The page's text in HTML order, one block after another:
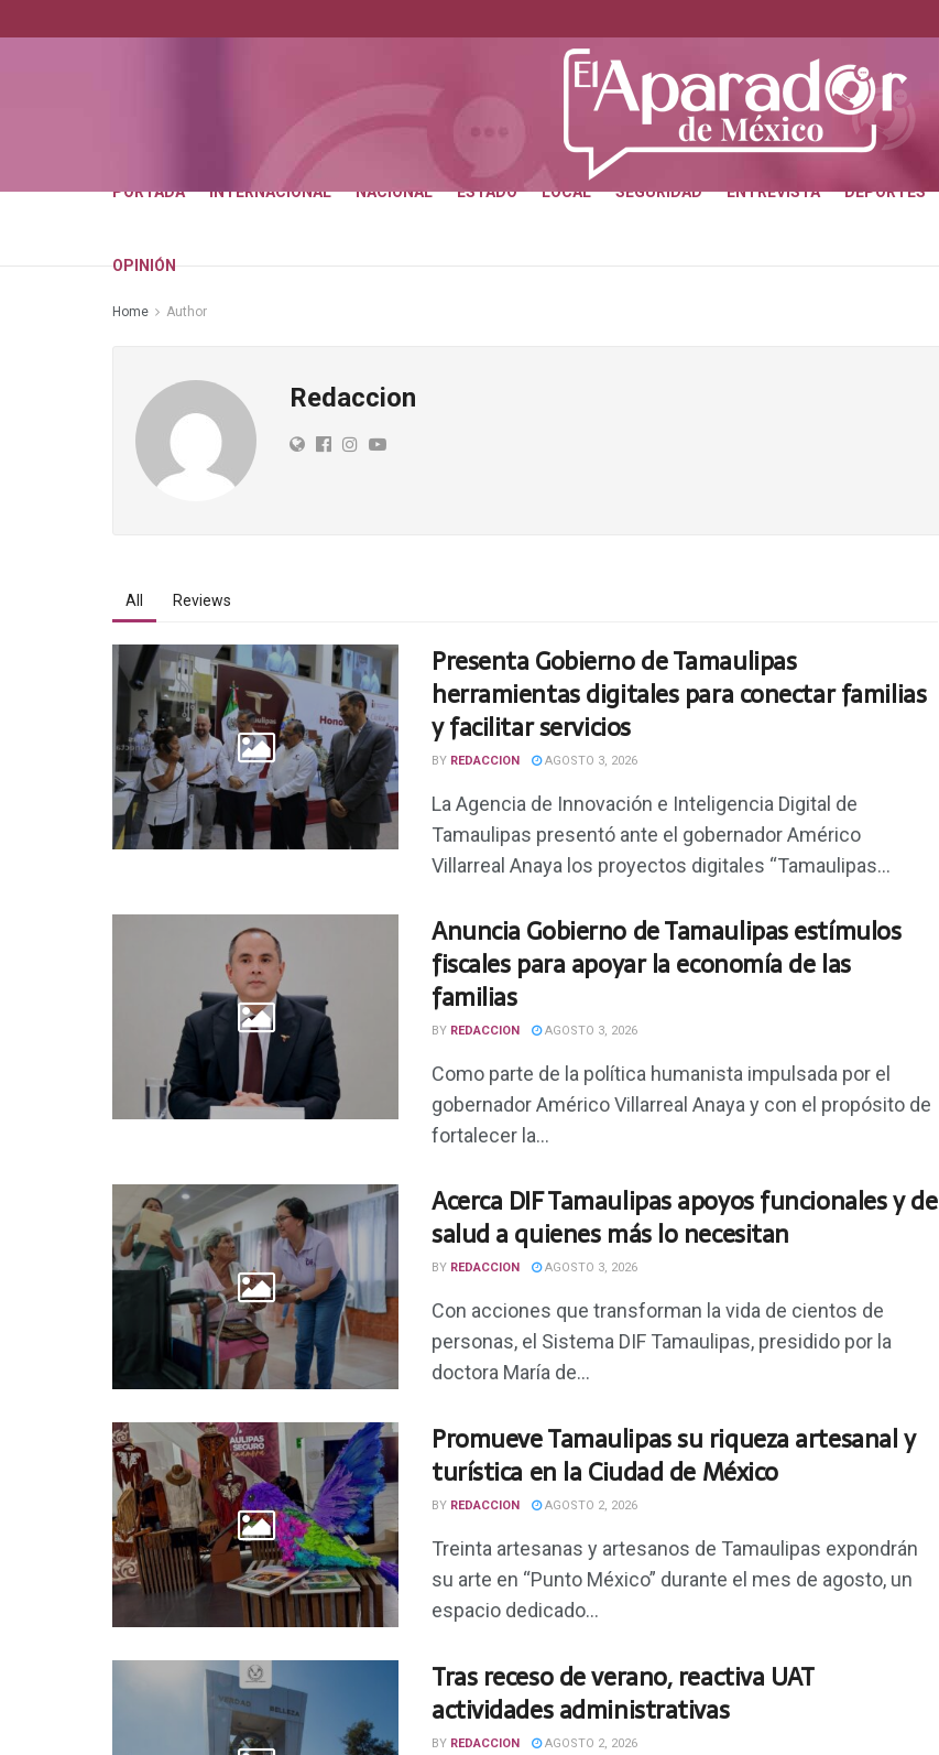
PORTADA INTERNACIONAL NACIONAL ESTADO LOCAL SEGURIDAD ENTREVISTA DEPORTES
OPINIÓN
Home Author
Redaccion
All Reviews
Presenta Gobierno de Tamaulipas
herramientas digitales para conectar familias
y facilitar servicios
BY REDACCION AGOSTO 3, 2026
La Agencia de Innovación e Inteligencia Digital de
Tamaulipas presentó ante el gobernador Américo
Villarreal Anaya los proyectos digitales “Tamaulipas...
Anuncia Gobierno de Tamaulipas estímulos
fiscales para apoyar la economía de las
familias
BY REDACCION AGOSTO 3, 2026
Como parte de la política humanista impulsada por el
gobernador Américo Villarreal Anaya y con el propósito de
fortalecer la...
Acerca DIF Tamaulipas apoyos funcionales y de
salud a quienes más lo necesitan
BY REDACCION AGOSTO 3, 2026
Con acciones que transforman la vida de cientos de
personas, el Sistema DIF Tamaulipas, presidido por la
doctora María de...
Promueve Tamaulipas su riqueza artesanal y
turística en la Ciudad de México
BY REDACCION AGOSTO 2, 2026
Treinta artesanas y artesanos de Tamaulipas expondrán
su arte en “Punto México” durante el mes de agosto, un
espacio dedicado...
Tras receso de verano, reactiva UAT
actividades administrativas
BY REDACCION AGOSTO 2, 2026